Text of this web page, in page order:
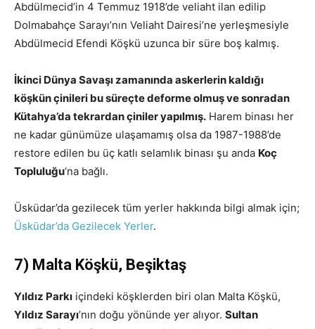
Abdülmecid’in 4 Temmuz 1918’de veliaht ilan edilip
Dolmabahçe Sarayı’nın Veliaht Dairesi’ne yerleşmesiyle
Abdülmecid Efendi Köşkü uzunca bir süre boş kalmış.
İkinci Dünya Savaşı zamanında askerlerin kaldığı
köşkün çinileri bu süreçte deforme olmuş ve sonradan
Kütahya’da tekrardan çiniler yapılmış. Harem binası her
ne kadar günümüze ulaşamamış olsa da 1987-1988’de
restore edilen bu üç katlı selamlık binası şu anda Koç
Topluluğu‘na bağlı.
Üsküdar’da gezilecek tüm yerler hakkında bilgi almak için;
Üsküdar’da Gezilecek Yerler.
7) Malta Köşkü, Beşiktaş
Yıldız Parkı içindeki köşklerden biri olan Malta Köşkü,
Yıldız Sarayı’nın doğu yönünde yer alıyor. Sultan